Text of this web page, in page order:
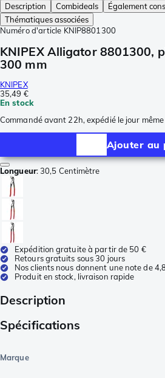
Description
Combideals Également
Thématiques associées
Numéro d'article KNIP8801300
KNIPEX Alligator 8801300,
300 mm
KNIPEX
35,49 €
En stock
Commandé avant 22h, expédié le jour même
Ajouter au
Longueur:30,5 Centimètre
Expédition gratuite à partir de 50 €
Retours gratuits sous 30 jours
Nos clients nous donnent une note de
Produit en stock, livraison rapide
Description
Spécifications
Marque